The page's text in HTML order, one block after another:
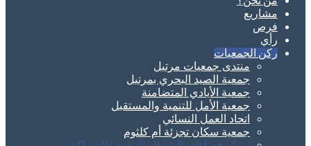
مشاريع
فرص
رأي
ركن الجمعيات
منتدى جمعيات مرتيل
جمعية الصيد البحري بمرتيل
جمعية الأيادي المتضامنة
جمعية الأمل للتنمية والمستقبل
اتحاد العمل النسائي
جمعية سكان تجزئة أم كلثوم